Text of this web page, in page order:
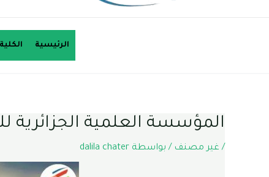
الرئيسية الكلية
المؤسسة العلمية الجزائرية
/ غير مصنف / بواسطة dalila chater